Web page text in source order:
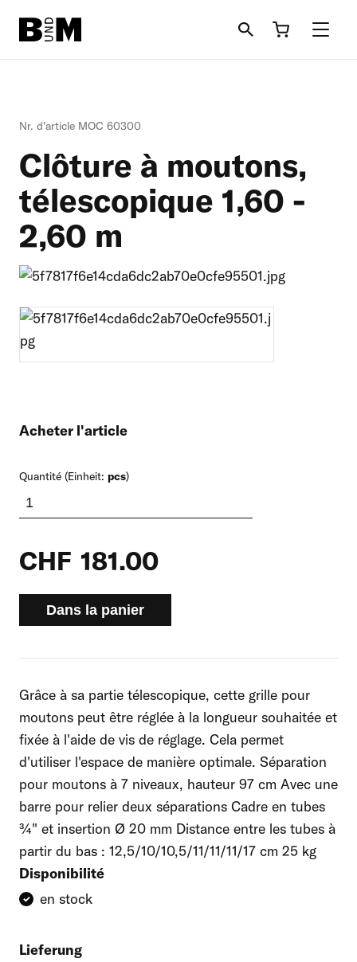
Litèrie
Moutons + Chèvres
Informations
Nr. d'article MOC 60300
Clôture à moutons,
télescopique 1,60 -
2,60 m
Acheter l'article
Quantité (Einheit: pcs)
CHF 181.00
Dans la panier
Grâce à sa partie télescopique, cette grille pour
moutons peut être réglée à la longueur souhaitée et
fixée à l'aide de vis de réglage. Cela permet
d'utiliser l'espace de manière optimale. Séparation
pour moutons à 7 niveaux, hauteur 97 cm Avec une
barre pour relier deux séparations Cadre en tubes
¾" et insertion Ø 20 mm Distance entre les tubes à
partir du bas : 12,5/10/10,5/11/11/11/17 cm 25 kg
Disponibilité
en stock
Lieferung